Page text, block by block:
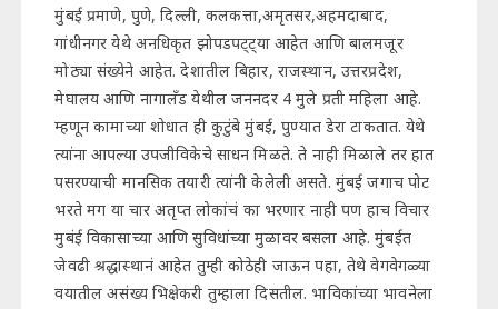
मुंबई प्रमाणे, पुणे, दिल्ली, कलकत्ता,अमृतसर,अहमदाबाद,
गांधीनगर येथे अनधिकृत झोपडपट्ट्या आहेत आणि बालमजूर
मोठ्या संख्येने आहेत. देशातील बिहार, राजस्थान, उत्तरप्रदेश,
मेघालय आणि नागालँड येथील जननदर 4 मुले प्रती महिला आहे.
म्हणून कामाच्या शोधात ही कुटुंबे मुंबई, पुण्यात डेरा टाकतात. येथे
त्यांना आपल्या उपजीविकेचे साधन मिळते. ते नाही मिळाले तर हात
पसरण्याची मानसिक तयारी त्यांनी केलेली असते. मुंबई जगाच पोट
भरते मग या चार अतृप्त लोकांचं का भरणार नाही पण हाच विचार
मुबंई विकासाच्या आणि सुविधांच्या मुळावर बसला आहे. मुंबईत
जेवढी श्रद्धास्थानं आहेत तुम्ही कोठेही जाऊन पहा, तेथे वेगवेगळ्या
वयातील असंख्य भिक्षेकरी तुम्हाला दिसतील. भाविकांच्या भावनेला